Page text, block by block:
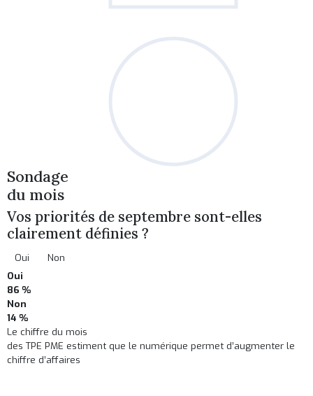
Sondage
du mois
Vos priorités de septembre sont-elles
clairement définies ?
Oui
Non
Oui
86 %
Non
14 %
Le chiffre du mois
des TPE PME estiment que le numérique permet d’augmenter le
chiffre d’affaires